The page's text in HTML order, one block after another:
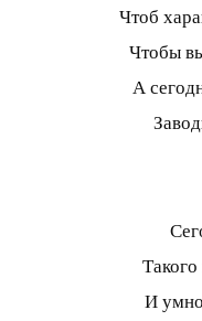
Чтоб
Чтобы
А
И